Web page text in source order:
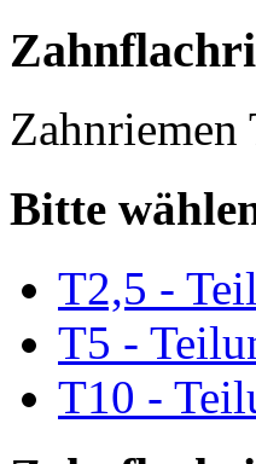
Bitte
T2,5 -
T5 -
T10 -